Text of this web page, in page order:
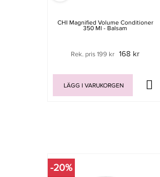
CHI Magnified Volume Conditioner
350 Ml - Balsam
Rek. pris 199 kr 168 kr
LÄGG I VARUKORGEN
-20%